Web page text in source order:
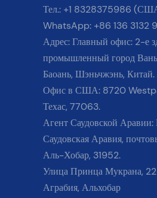
Тел.: +1 8328375986
WhatsApp: +86 136 3132
Адрес: Главный офис: 2-е
промышленный город
Баоань, Шэньчжэнь, Китай.
Офис в США: 8720
Техас, 77063.
Агент Саудовской Аравии:
Саудовская Аравия,
Аль-Хобар, 31952.
Улица Принца Мукрана,
Аграбия, Альхобар